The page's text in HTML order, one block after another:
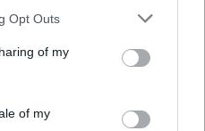
Opt Outs
of my
of my